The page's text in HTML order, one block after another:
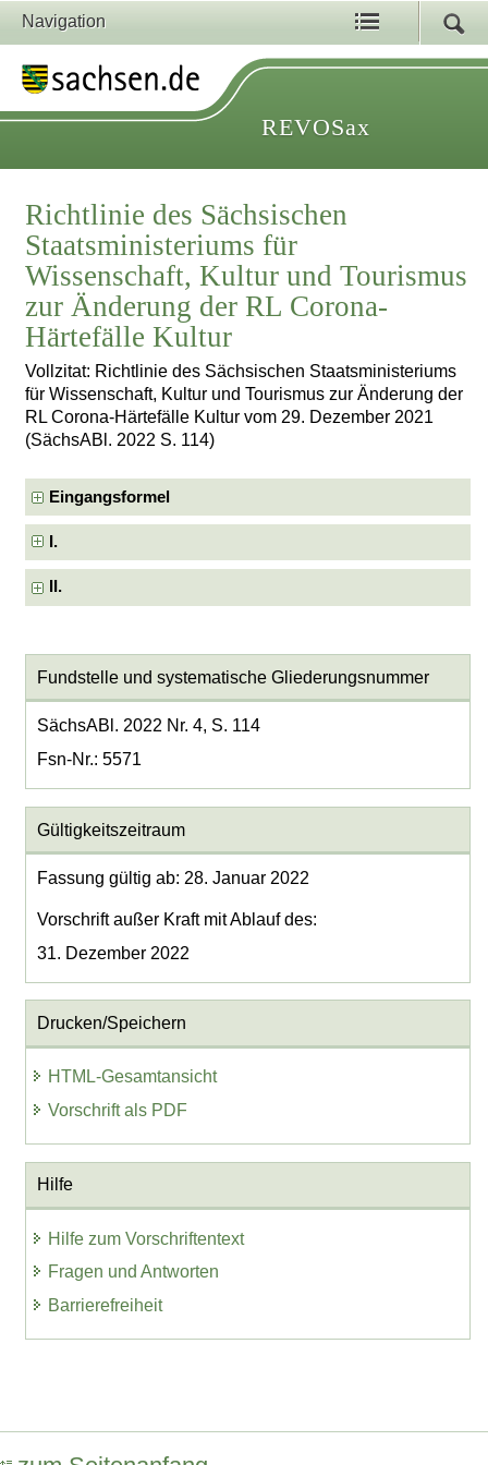
Navigation
REVOSax
Richtlinie des Sächsischen
Staatsministeriums für
Wissenschaft, Kultur und Tourismus
zur Änderung der RL Corona-
Härtefälle Kultur
Vollzitat: Richtlinie des Sächsischen Staatsministeriums
für Wissenschaft, Kultur und Tourismus zur Änderung der
RL Corona-Härtefälle Kultur vom 29. Dezember 2021
(SächsABl. 2022 S. 114)
Eingangsformel
I.
II.
Fundstelle und systematische Gliederungsnummer
SächsABl. 2022 Nr. 4, S. 114
Fsn-Nr.: 5571
Gültigkeitszeitraum
Fassung gültig ab: 28. Januar 2022
Vorschrift außer Kraft mit Ablauf des:
31. Dezember 2022
Drucken/Speichern
HTML-Gesamtansicht
Vorschrift als PDF
Hilfe
Hilfe zum Vorschriftentext
Fragen und Antworten
Barrierefreiheit